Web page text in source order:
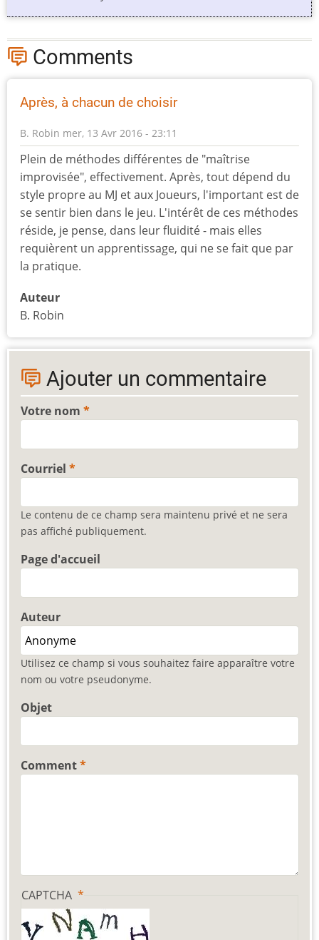
Comments
Après, à chacun de choisir
B. Robin mer, 13 Avr 2016 - 23:11
Plein de méthodes différentes de "maîtrise
improvisée", effectivement. Après, tout dépend du
style propre au MJ et aux Joueurs, l'important est de
se sentir bien dans le jeu. L'intérêt de ces méthodes
réside, je pense, dans leur fluidité - mais elles
requièrent un apprentissage, qui ne se fait que par
la pratique.
Auteur
B. Robin
Ajouter un commentaire
Votre nom
Courriel
Le contenu de ce champ sera maintenu privé et ne sera
pas affiché publiquement.
Page d'accueil
Auteur
Utilisez ce champ si vous souhaitez faire apparaître votre
nom ou votre pseudonyme.
Objet
Comment
CAPTCHA